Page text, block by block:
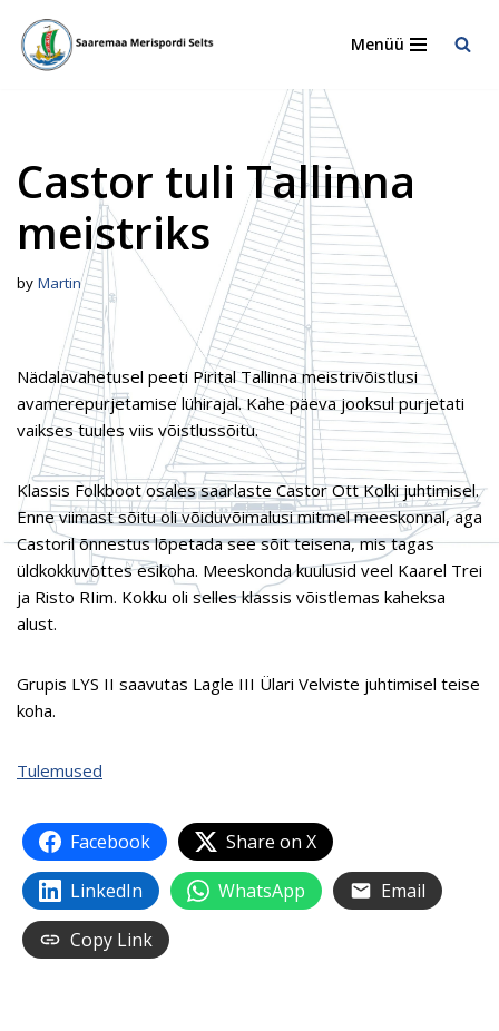
Skip
Menüü
Castor tuli Tallinna
meistriks
by Martin
Nädalavahetusel peeti Pirital Tallinna meistrivõistlusi
avamerepurjetamise lühirajal. Kahe päeva jooksul purjetati
vaikses tuules viis võistlussõitu.
Klassis Folkboot osales saarlaste Castor Ott Kolki juhtimisel.
Enne viimast sõitu oli võiduvõimalusi mitmel meeskonnal, aga
Castoril õnnestus lõpetada see sõit teisena, mis tagas
üldkokkuvõttes esikoha. Meeskonda kuulusid veel Kaarel Trei
ja Risto RIim. Kokku oli selles klassis võistlemas kaheksa
alust.
Grupis LYS II saavutas Lagle III Ülari Velviste juhtimisel teise
koha.
Tulemused
Facebook
Share on X
LinkedIn
WhatsApp
Email
Copy Link